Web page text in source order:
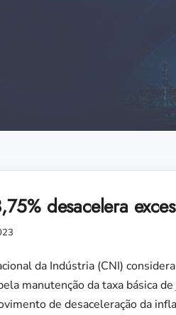
desacelera
da Indústria (CNI)
manutenção da taxa básica
de desaceleração da